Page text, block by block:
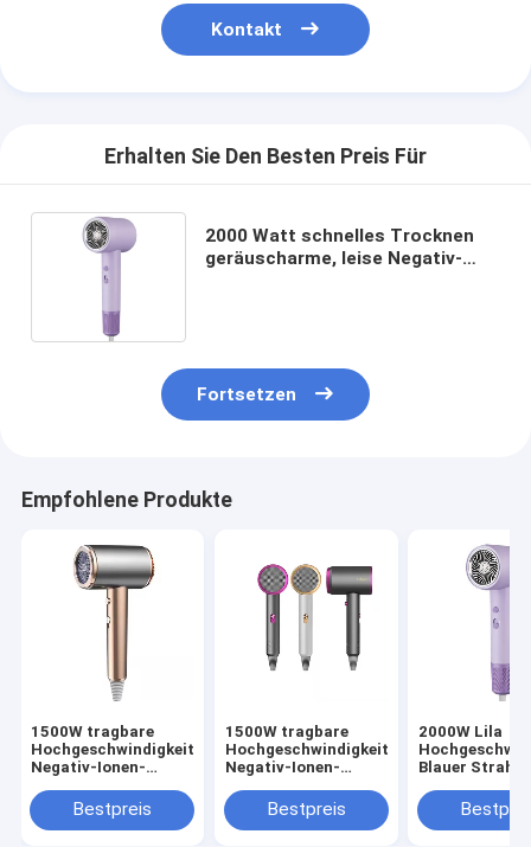
Kontakt
Erhalten Sie Den Besten Preis Für
2000 Watt schnelles Trocknen
geräuscharme, leise Negativ-
Fortsetzen
Empfohlene Produkte
1500W tragbare
Hochgeschwindigkeits-
Negativ-Ionen-
Elektrische
Haartrockner für
Bestpreis
1500W tragbare
Hochgeschwindigkeits-
Negativ-Ionen-
Elektrische
Haartrockner für
Bestpreis
2000W Lila
Blauer Strahl
Haartrockner
Temperatur